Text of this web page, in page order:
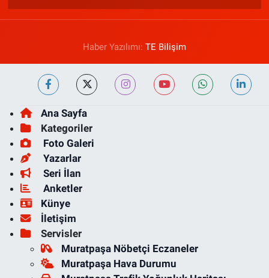
Haber Yazılımı: TE Bilişim
Ana Sayfa
Kategoriler
Foto Galeri
Yazarlar
Seri İlan
Anketler
Künye
İletişim
Servisler
Muratpaşa Nöbetçi Eczaneler
Muratpaşa Hava Durumu